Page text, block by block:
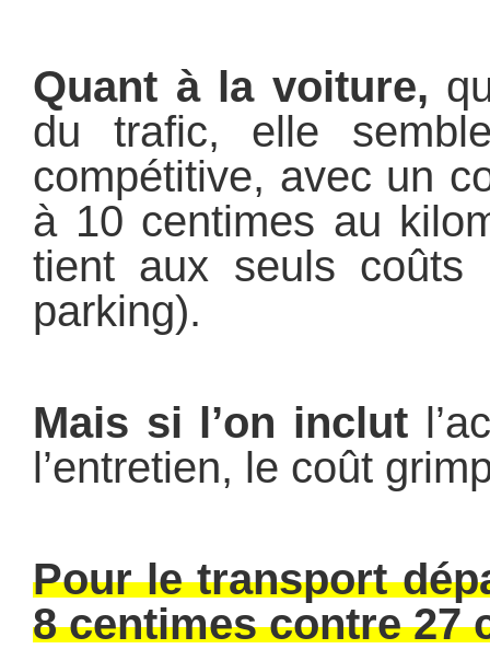
Quant à la voiture,
du trafic, elle
compétitive, avec un
à 10 centimes au
tient aux seuls coûts
parking).
Mais si l’on inclut
l’entretien, le coût
Pour le transport
8 centimes contre 27